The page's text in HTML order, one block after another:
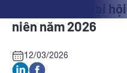
HCI: Tổ chức Đại
niên năm 2026
12/03/2026